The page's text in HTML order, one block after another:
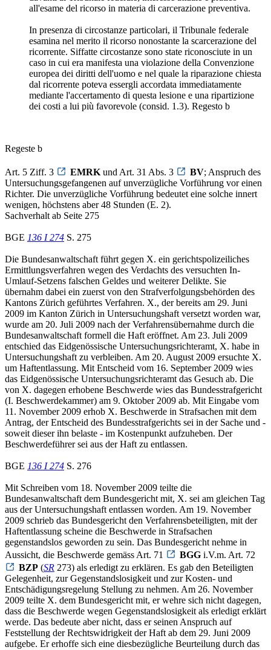
all'esame del ricorso in materia di carcerazione preventiva.
In presenza di circostanze particolari, il Tribunale federale
esamina nel merito il ricorso nonostante la scarcerazione del
ricorrente. Siffatte circostanze sono state riconosciute in un
caso in cui era manifesta una violazione della Convenzione
europea dei diritti dell'uomo e nel quale la riparazione chiesta
dal ricorrente poteva essergli accordata immediatamente
mediante l'accertamento di questa lesione e una ripartizione
dei costi a lui più favorevole (consid. 1.3). Regesto b
Regeste b
Art. 5 Ziff. 3 EMRK und Art. 31 Abs. 3 BV; Anspruch des
Untersuchungsgefangenen auf unverzügliche Vorführung vor einen
Richter. Die unverzügliche Vorführung bedeutet eine solche innert
wenigen, höchstens aber 48 Stunden (E. 2).
Sachverhalt ab Seite 275
BGE 136 I 274 S. 275
Die Bundesanwaltschaft führt gegen X. ein gerichtspolizeiliches
Ermittlungsverfahren wegen des Verdachts des versuchten In-
Umlauf-Setzens falschen Geldes und weiterer Delikte. Sie
übernahm dabei ein zuerst von den Strafverfolgungsbehörden des
Kantons Zürich geführtes Verfahren. X., der bereits am 29. Juni
2009 im Kanton Zürich in Untersuchungshaft versetzt worden war,
wurde am 20. Juli 2009 nach der Verfahrensübernahme durch die
Bundesanwaltschaft formell die Haft eröffnet. Am 23. Juli 2009
entschied das Eidgenössische Untersuchungsrichteramt, X. habe in
Untersuchungshaft zu verbleiben. Am 20. August 2009 ersuchte X.
um Haftentlassung. Mit Entscheid vom 16. September 2009 wies
das Eidgenössische Untersuchungsrichteramt das Gesuch ab. Die
von X. dagegen erhobene Beschwerde wies das Bundesstrafgericht
(I. Beschwerdekammer) am 9. Oktober 2009 ab. Mit Eingabe vom
11. November 2009 erhob X. Beschwerde in Strafsachen mit dem
Antrag, der Entscheid des Bundesstrafgerichts sei in der Sache und -
soweit dieser ihn belaste - im Kostenpunkt aufzuheben. Der
Beschwerdeführer sei aus der Haft zu entlassen.
BGE 136 I 274 S. 276
Mit Schreiben vom 18. November 2009 teilte die
Bundesanwaltschaft dem Bundesgericht mit, X. sei am gleichen Tag
aus der Untersuchungshaft entlassen worden. Am 19. November
2009 schrieb das Bundesgericht den Verfahrensbeteiligten, mit der
Haftentlassung scheine die Beschwerde in Strafsachen
gegenstandslos geworden zu sein. Das Bundesgericht nehme in
Aussicht, die Beschwerde gemäss Art. 71
BGG i.V.m. Art. 72
BZP (SR 273) als erledigt zu erklären. Es gab den Beteiligten
Gelegenheit, zur Gegenstandslosigkeit und zur Kosten- und
Entschädigungsregelung Stellung zu nehmen. Am 26. November
2009 teilte X. dem Bundesgericht mit, er wehre sich nicht dagegen,
dass die Beschwerde wegen Gegenstandslosigkeit als erledigt erklärt
werde. Das bedeute aber nicht, dass er seinen Anspruch auf
Feststellung der Rechtswidrigkeit der Haft ab dem 29. Juni 2009
aufgebe. Er erhoffe sich eine diesbezügliche Beurteilung durch das